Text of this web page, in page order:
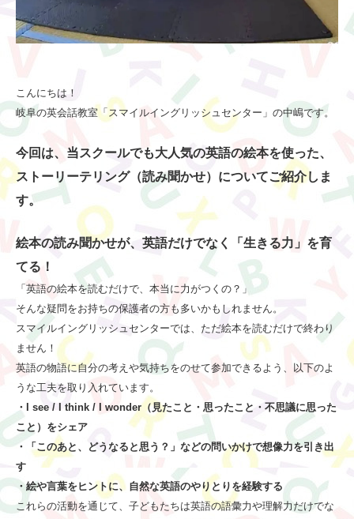
こんにちは！
岐阜の英会話教室「スマイルイングリッシュセンター」の中嶋です。
今回は、当スクールでも大人気の英語の絵本を使った、
ストーリーテリング（読み聞かせ）についてご紹介しま
す。
絵本の読み聞かせが、英語だけでなく「生きる力」を育
てる！
「英語の絵本を読むだけで、本当に力がつくの？」
そんな疑問をお持ちの保護者の方も多いかもしれません。
スマイルイングリッシュセンターでは、ただ絵本を読むだけで終わり
ません！
英語の物語に自分の考えや気持ちをのせて参加できるよう、以下のよ
うな工夫を取り入れています。
・I see / I think / I wonder（見たこと・思ったこと・不思議に思った
こと）をシェア
・「このあと、どうなると思う？」などの問いかけで想像力を引き出
す
・絵や言葉をヒントに、自然な英語のやりとりを経験する
これらの活動を通じて、子どもたちは英語の語彙力や理解力だけでな